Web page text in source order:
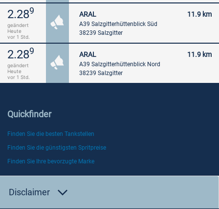
2.289
geändert
Heute
vor 1 Std.
ARAL 11.9 km
A39 Salzgitterhüttenblick Süd
38239 Salzgitter
2.289
geändert
Heute
vor 1 Std.
ARAL 11.9 km
A39 Salzgitterhüttenblick Nord
38239 Salzgitter
Quickfinder
Finden Sie die besten Tankstellen
Finden Sie die günstigsten Spritpreise
Finden Sie Ihre bevorzugte Marke
Disclaimer